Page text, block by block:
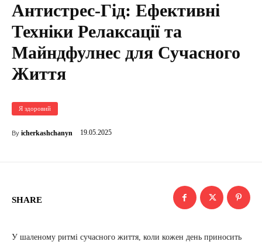
Антистрес-Гід: Ефективні
Техніки Релаксації та
Майндфулнес для Сучасного
Життя
Я здоровий
By icherkashchanyn 19.05.2025
SHARE
У шаленому ритмі сучасного життя, коли кожен день приносить